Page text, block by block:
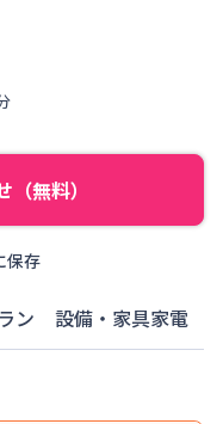
無料）
保存
ン 設備・家具家電